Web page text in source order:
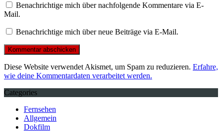
Benachrichtige mich über nachfolgende Kommentare via E-
Mail.
Benachrichtige mich über neue Beiträge via E-Mail.
Diese Website verwendet Akismet, um Spam zu reduzieren. Erfahre,
wie deine Kommentardaten verarbeitet werden.
Categories
Fernsehen
Allgemein
Dokfilm